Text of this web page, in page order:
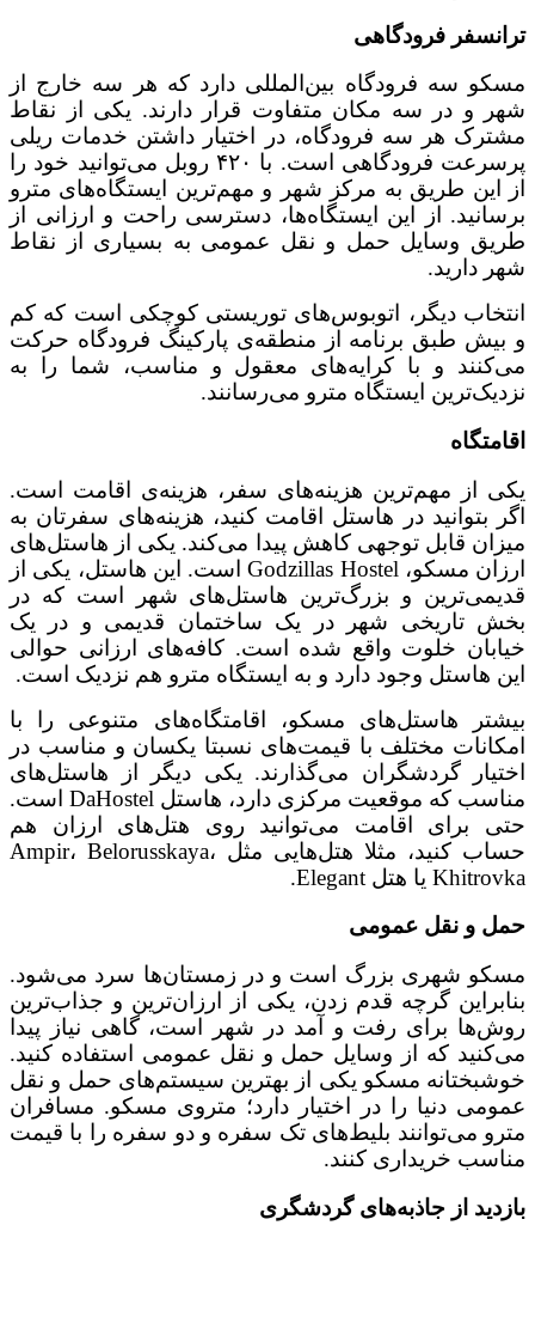
ترانسفر فرودگاهی
مسکو سه فرودگاه بین‌المللی دارد که هر سه خارج از
شهر و در سه مکان متفاوت قرار دارند. یکی از نقاط
مشترک هر سه فرودگاه، در اختیار داشتن خدمات ریلی
پرسرعت فرودگاهی است. با ۴۲۰ روبل می‌توانید خود را
از این طریق به مرکز شهر و مهم‌ترین ایستگاه‌های مترو
برسانید. از این ایستگاه‌ها، دسترسی راحت و ارزانی از
طریق وسایل حمل و نقل عمومی به بسیاری از نقاط
شهر دارید.
انتخاب دیگر، اتوبوس‌های توریستی کوچکی است که کم
و بیش طبق برنامه از منطقه‌ی پارکینگ فرودگاه حرکت
می‌کنند و با کرایه‌های معقول و مناسب، شما را به
نزدیک‌ترین ایستگاه مترو می‌رسانند.
اقامتگاه
یکی از مهم‌ترین هزینه‌های سفر، هزینه‌ی اقامت است.
اگر بتوانید در هاستل اقامت کنید، هزینه‌های سفرتان به
میزان قابل توجهی کاهش پیدا می‌کند. یکی از هاستل‌های
ارزان مسکو، Godzillas Hostel است. این هاستل، یکی از
قدیمی‌ترین و بزرگ‌ترین هاستل‌های شهر است که در
بخش تاریخی شهر در یک ساختمان قدیمی و در یک
خیابان خلوت واقع شده است. کافه‌های ارزانی حوالی
این هاستل وجود دارد و به ایستگاه مترو هم نزدیک است.
بیشتر هاستل‌های مسکو، اقامتگاه‌های متنوعی را با
امکانات مختلف با قیمت‌های نسبتا یکسان و مناسب در
اختیار گردشگران می‌گذارند. یکی دیگر از هاستل‌های
مناسب که موقعیت مرکزی دارد، هاستل DaHostel است.
حتی برای اقامت می‌توانید روی هتل‌های ارزان هم
حساب کنید، مثلا هتل‌هایی مثل Ampir، Belorusskaya،
Khitrovka یا هتل Elegant.
حمل و نقل عمومی
مسکو شهری بزرگ است و در زمستان‌ها سرد می‌شود.
بنابراین گرچه قدم زدن، یکی از ارزان‌ترین و جذاب‌ترین
روش‌ها برای رفت و آمد در شهر است، گاهی نیاز پیدا
می‌کنید که از وسایل حمل و نقل عمومی استفاده کنید.
خوشبختانه مسکو یکی از بهترین سیستم‌های حمل و نقل
عمومی دنیا را در اختیار دارد؛ متروی مسکو. مسافران
مترو می‌توانند بلیط‌های تک سفره و دو سفره را با قیمت
مناسب خریداری کنند.
بازدید از جاذبه‌های گردشگری